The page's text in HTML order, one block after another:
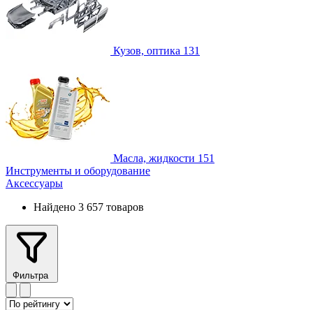
Кузов, оптика 131
Масла, жидкости 151
Инструменты и оборудование
Аксессуары
Найдено 3 657 товаров
Фильтра